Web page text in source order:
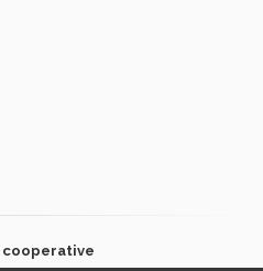
cooperative